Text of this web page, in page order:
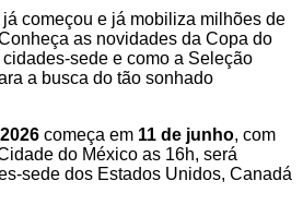
começou e já mobiliza milhões de
as novidades da Copa do
sede e como a Seleção
a busca do tão sonhado
começa em 11 de junho, com
do México as 16h, será
sede dos Estados Unidos, Canadá